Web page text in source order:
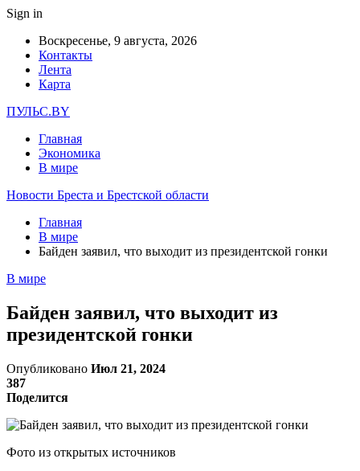
Sign in
Воскресенье, 9 августа, 2026
Контакты
Лента
Карта
ПУЛЬС.BY
Главная
Экономика
В мире
Новости Бреста и Брестской области
Главная
В мире
Байден заявил, что выходит из президентской гонки
В мире
Байден заявил, что выходит из
президентской гонки
Опубликовано Июл 21, 2024
387
Поделится
Фото из открытых источников